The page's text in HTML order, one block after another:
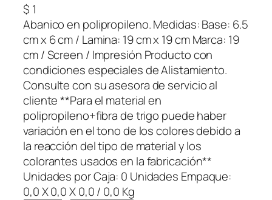
$ 1
Abanico en polipropileno. Medidas: Base: 6.5
cm x 6 cm / Lamina: 19 cm x 19 cm Marca: 19
cm / Screen / Impresión Producto con
condiciones especiales de Alistamiento.
Consulte con su asesora de servicio al
cliente **Para el material en
polipropileno+fibra de trigo puede haber
variación en el tono de los colores debido a
la reacción del tipo de material y los
colorantes usados en la fabricación**
Unidades por Caja: 0 Unidades Empaque:
0,0 X 0,0 X 0,0 / 0,0 Kg